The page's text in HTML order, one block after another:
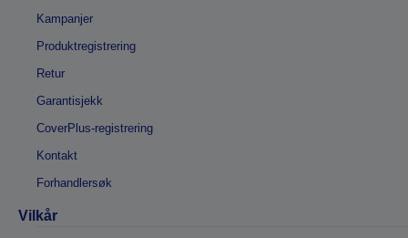
Kampanjer
Produktregistrering
Retur
Garantisjekk
CoverPlus-registrering
Kontakt
Forhandlersøk
Vilkår